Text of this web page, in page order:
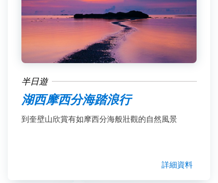
半日遊
湖西摩西分海踏浪行
到奎壁山欣賞有如摩西分海般壯觀的自然風景
詳細資料